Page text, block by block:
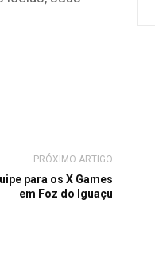
PRÓXIMO ARTIGO
para os X Games
em Foz do Iguaçu